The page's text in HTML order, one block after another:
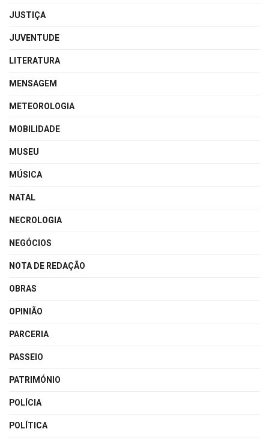
JUSTIÇA
JUVENTUDE
LITERATURA
MENSAGEM
METEOROLOGIA
MOBILIDADE
MUSEU
MÚSICA
NATAL
NECROLOGIA
NEGÓCIOS
NOTA DE REDAÇÃO
OBRAS
OPINIÃO
PARCERIA
PASSEIO
PATRIMÓNIO
POLÍCIA
POLÍTICA